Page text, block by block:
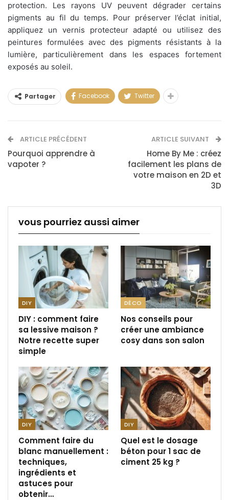
protection. Les rayons UV peuvent dégrader certains
pigments au fil du temps. Pour préserver l’éclat initial,
appliquez un vernis protecteur adapté ou utilisez des
peintures formulées avec des pigments résistants à la
lumière, particulièrement dans les espaces fortement
exposés au soleil.
Partager Facebook Twitter
ARTICLE PRÉCÉDENT
Pourquoi apprendre à
vapoter ?
ARTICLE SUIVANT
Home By Me : créez
facilement les plans de
votre maison en 2D et
3D
vous pourriez aussi aimer
DIY
DIY : comment faire
sa lessive maison ?
Notre recette super
simple
DÉCO
Nos conseils pour
créer une ambiance
cosy dans son salon
DIY
Comment faire du
blanc manuellement :
techniques,
ingrédients et
astuces pour
obtenir…
DIY
Quel est le dosage
béton pour 1 sac de
ciment 25 kg ?